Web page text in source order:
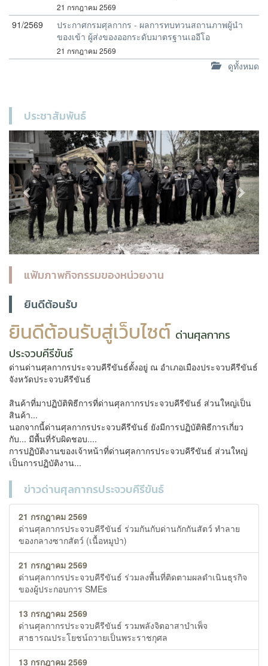
21 กรกฎาคม 2569
91/2569
ประกาศกรมศุลกากร - ผลการทบทวนสถานภาพผู้นำ
ของเข้า ผู้ส่งของออกระดับมาตรฐานเออีโอ
21 กรกฎาคม 2569
ดูทั้งหมด
ประชาสัมพันธ์
Previous Next
แฟ้มภาพกิจกรรมของหน่วยงาน
ยินดีต้อนรับ
ยินดีต้อนรับสู่เว็บไซต์ ด่านศุลกากร
ประจวบคีรีขันธ์
ด่านด่านศุลกากรประจวบคีรีขันธ์ตั้งอยู่ ณ อำเภอเมืองประจวบคีรีขันธ์
จังหวัดประจวบคีรีขันธ์
สินค้าที่มาปฏิบัติพิธีการที่ด่านศุลกากรประจวบคีรีขันธ์ ส่วนใหญ่เป็น
สินค้า...
นอกจากนี้ด่านศุลกากรประจวบคีรีขันธ์ ยังมีการปฏิบัติพิธีการเกี่ยว
กับ... มีพื้นที่รับผิดชอบ....
การปฏิบัติงานของเจ้าหน้าที่ด่านศุลกากรประจวบคีรีขันธ์ ส่วนใหญ่
เป็นการปฏิบัติงาน...
ข่าวด่านศุลกากรประจวบคีรีขันธ์
21 กรกฎาคม 2569
ด่านศุลกากรประจวบคีรีขันธ์ ร่วมกันกับด่านกักกันสัตว์ ทำลาย
ของกลางซากสัตว์ (เนื้อหมูป่า)
21 กรกฎาคม 2569
ด่านศุลกากรประจวบคีรีขันธ์ ร่วมลงพื้นที่ติดตามผลดำเนินธุรกิจ
ของผู้ประกอบการ SMEs
13 กรกฎาคม 2569
ด่านศุลกากรประจวบคีรีขันธ์ รวมพลังจิตอาสาบำเพ็จ
สาธารณประโยชน์ถวายเป็นพระราชกุศล
13 กรกฎาคม 2569